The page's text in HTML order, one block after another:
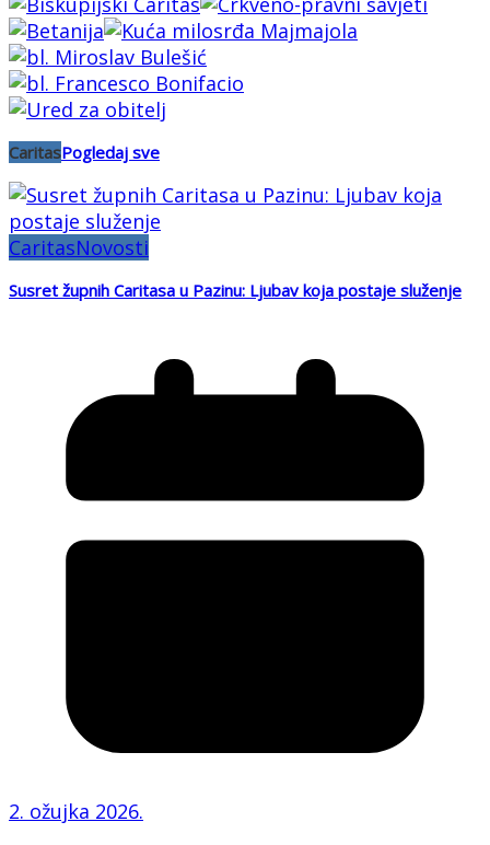
CaritasPogledaj sve
CaritasNovosti
Susret župnih Caritasa u Pazinu: Ljubav koja postaje služenje
2. ožujka 2026.